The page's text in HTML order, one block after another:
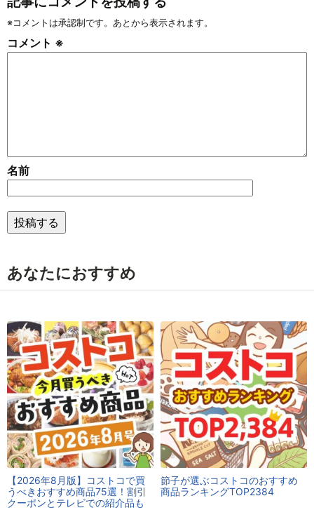
※コメントは承認制です。あとから表示されます。
コメント ※
名前
あなたにおすすめ
【2026年8月版】コストコで買
うべきおすすめ商品75選！割引
クーポンとテレビでの紹介品も
節子が選ぶコストコのおすすめ
商品ランキングTOP2384